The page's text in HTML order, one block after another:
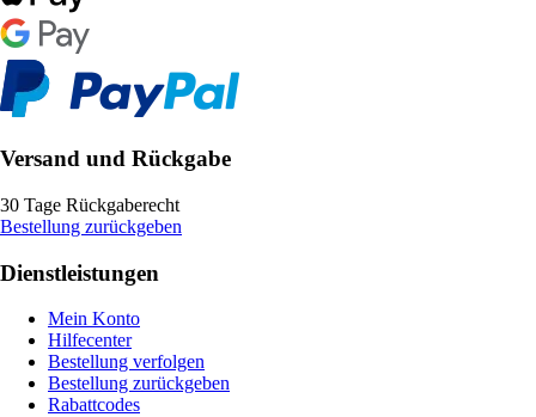
Versand und Rückgabe
30 Tage Rückgaberecht
Bestellung zurückgeben
Dienstleistungen
Mein Konto
Hilfecenter
Bestellung verfolgen
Bestellung zurückgeben
Rabattcodes